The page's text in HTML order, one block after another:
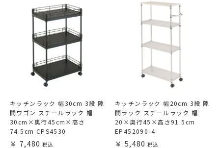
キッチンラック 幅30cm 3段 隙
間ワゴン スチールラック 幅
30cm×奥行45cm×高さ
74.5cm CPS4530
7,480
キッチンラック 幅20cm 3段 隙
間ラック スチールラック 幅
20×奥行45×高さ91.5cm
EP452090-4
5,480